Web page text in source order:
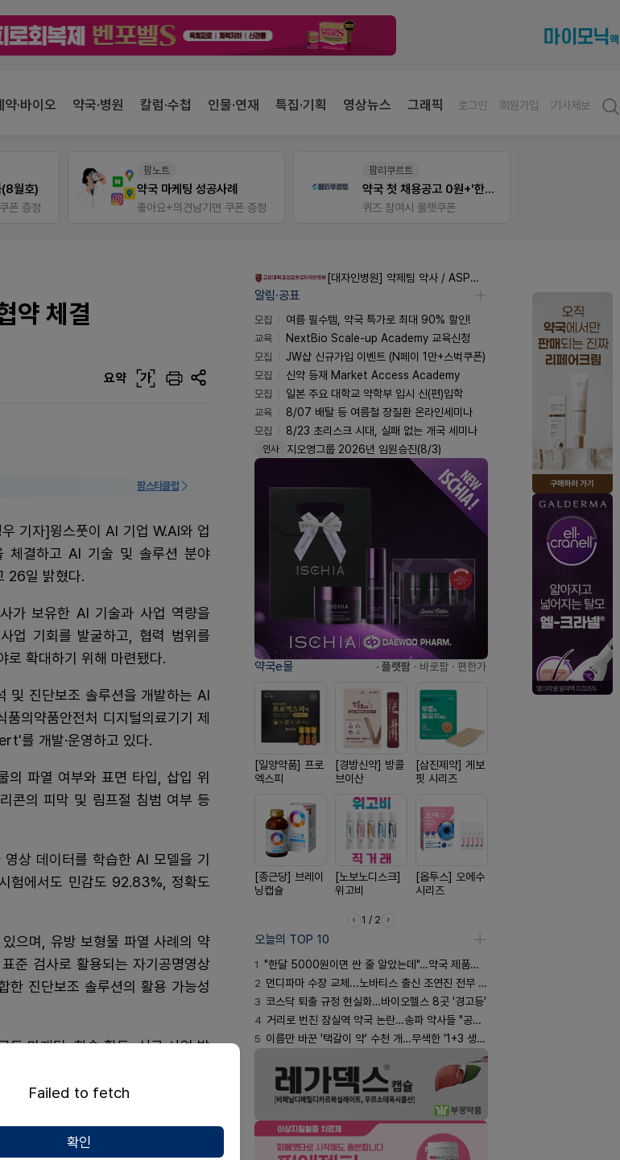
약·바이오 약국·병원 칼럼·수첩 인물·연재 특집·기획 영상뉴스 그래픽 로그인 회원가입 기사제보
(8월호)
폰 증정
팜노트
약국 마케팅 성공사례
좋아요+의견남기면 쿠폰 증정
팜리쿠르트
약국 첫 채용공고 0원+'한번 더' 무료 연장
퀴즈 참여시 룰렛쿠폰
약 체결
요약 가
팜스타클럽
기자]윙스풋이 AI 기업 W.AI와 업
체결하고 AI 기술 및 솔루션 분야
26일 밝혔다.
가 보유한 AI 기술과 사업 역량을
업 기회를 발굴하고, 협력 범위를
로 확대하기 위해 마련됐다.
및 진단보조 솔루션을 개발하는 AI
품의약품안전처 디지털의료기기 제
를 개발·운영하고 있다.
파열 여부와 표면 타입, 삽입 위
콘의 피막 및 림프절 침범 여부 등
상 데이터를 학습한 AI 모델을 기
험에서도 민감도 92.83%, 정확도
으며, 유방 보형물 파열 사례의 약
준 검사로 활용되는 자기공명영상
한 진단보조 솔루션의 활용 가능성
동 마케팅, 학술 활동, 신규 사업 발
로 협력 범위도 단계적으로 넓혀
기술 중 하나"라며 "이번 협약은 검
를 발굴하고 미래 성장동력을 확
[대자인병원] 약제팀 약사 / ASP팀 감염전문약사 모집
알림·공표
모집
여름 필수템, 약국 특가로 최대 90% 할인!
교육
NextBio Scale-up Academy 교육신청
모집
JW샵 신규가입 이벤트 (N페이 1만+스벅쿠폰)
모집
신약 등재 Market Access Academy
모집
일본 주요 대학교 약학부 입시 신(편)입학
교육
8/07 배탈 등 여름철 장질환 온라인세미나
모집
8/23 초리스크 시대, 실패 없는 개국 세미나
인사 지오영그룹 2026년 임원승진(8/3)
약국e몰 · 플랫팜 · 바로팜 · 편한가
[일양약품] 프로
엑스피
[경방신약] 방콜
브이산
[삼진제약] 게보
핏 시리즈
[종근당] 브레이
닝캡슐
[노보노디스크]
위고비
[옵투스] 오에수
시리즈
1 / 2
오늘의 TOP 10
1 "한달 5000원이면 싼 줄 알았는데"…약국 제품과 비교해보니
2 먼디파마 수장 교체...노바티스 출신 조연진 전무 내정
3 코스닥 퇴출 규정 현실화…바이오헬스 8곳 '경고등'
4 거리로 번진 잠실역 약국 논란…송파 약사들 "공공성 훼손"
5 이름만 바꾼 '택갈이 약' 수천 개…무색한 '1+3 생동'
Failed to fetch
확인